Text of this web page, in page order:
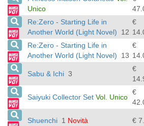
Unico
Re:Zero - Starting Life in
Another World (Light Novel) 12
€
Re:Zero - Starting Life in
Another World (Light Novel) 13
€
Sabu & Ichi 3
€
Saiyuki Collector Set Vol. Unico
€
Shuenchi 1 Novità €